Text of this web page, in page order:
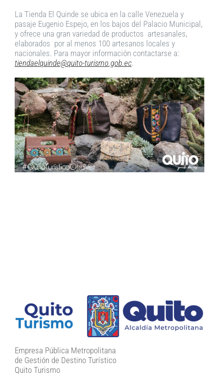
La Tienda El Quinde se ubica en la calle Venezuela y
pasaje Eugenio Espejo, en los bajos del Palacio Municipal,
y ofrece una gran variedad de productos artesanales,
elaborados por al menos 100 artesanos locales y
nacionales. Para mayor información contactarse a:
tiendaelquinde@quito-turismo.gob.ec.
Empresa Pública Metropolitana
de Gestión de Destino Turístico
Quito Turismo